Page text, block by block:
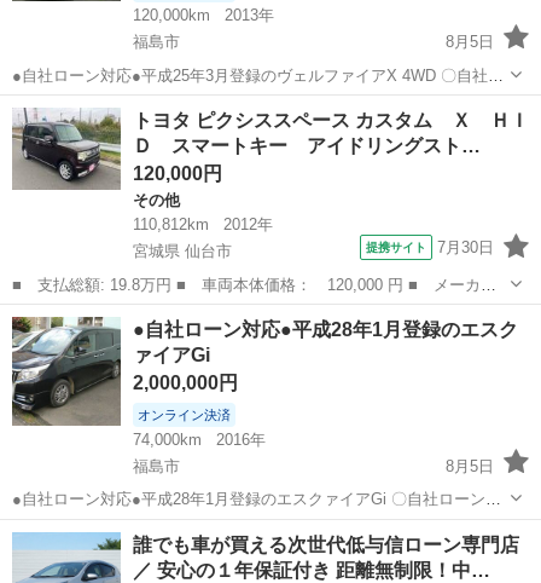
120,000km
2013年
福島市
8月5日
●自社ローン対応●平成25年3月登録のヴェルファイアX 4WD 〇自社ロ
ーン対応中古車販売〇 ☆どなたでもローン対応可能☆
１、勤続年数の短い方や自営業の方 ２、パートをされる主婦の方や派
遣社...
福島 福島市 トヨタ
トヨタ ピクシススペース カスタム Ｘ ＨＩ
Ｄ スマートキー アイドリングスト…
120,000円
その他
110,812km
2012年
宮城県 仙台市
提携サイト 7月30日
■ 支払総額: 19.8万円 ■ 車両本体価格： 120,000 円 ■ メーカー
名： トヨタ ■ 車種名： ピクシススペース ■ グレード名： カ
スタム Ｘ ＨＩＤ スマートキー アイドリングストップ 電動格
納ミラー ベ...
宮城 仙台市 その他
●自社ローン対応●平成28年1月登録のエスク
ァイアGi
2,000,000円
オンライン決済
74,000km
2016年
福島市
8月5日
●自社ローン対応●平成28年1月登録のエスクァイアGi 〇自社ローン対
応中古車販売〇 ☆どなたでもローン対応可能☆ １、
勤続年数の短い方や自営業の方 ２、パートをされる主婦の方や派遣社
員の方 ...
福島 福島市 トヨタ エスクァイア
誰でも車が買える次世代低与信ローン専門店
／ 安心の１年保証付き 距離無制限！中…